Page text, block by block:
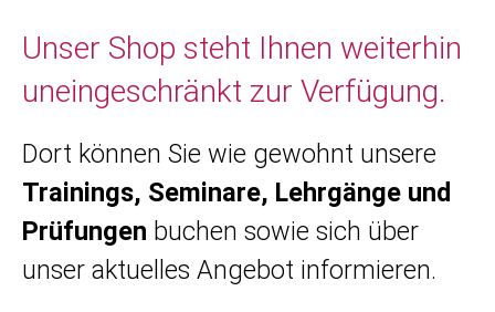
Unser Shop steht Ihnen weiterhin
uneingeschränkt zur Verfügung.
Dort können Sie wie gewohnt unsere
Trainings, Seminare, Lehrgänge und
Prüfungen buchen sowie sich über
unser aktuelles Angebot informieren.